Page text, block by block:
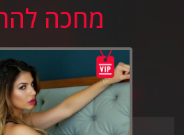
מחכה